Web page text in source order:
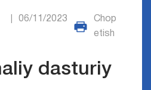
06/11/2023
Chop
etish
dasturiy